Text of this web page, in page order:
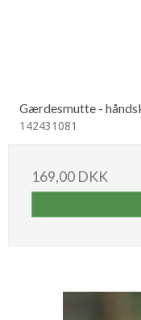
Gærdesmutte -
142431081
169,00 DKK